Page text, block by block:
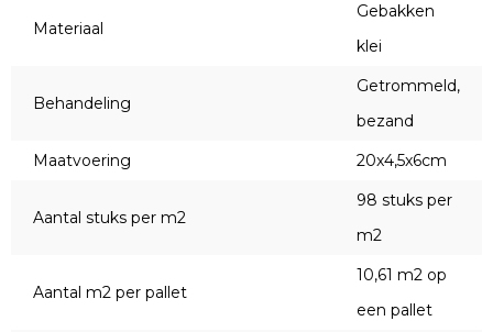
Materiaal
Gebakken
klei
Behandeling
Getrommeld,
bezand
Maatvoering
20x4,5x6cm
Aantal stuks per m2
98 stuks per
m2
Aantal m2 per pallet
10,61 m2 op
een pallet